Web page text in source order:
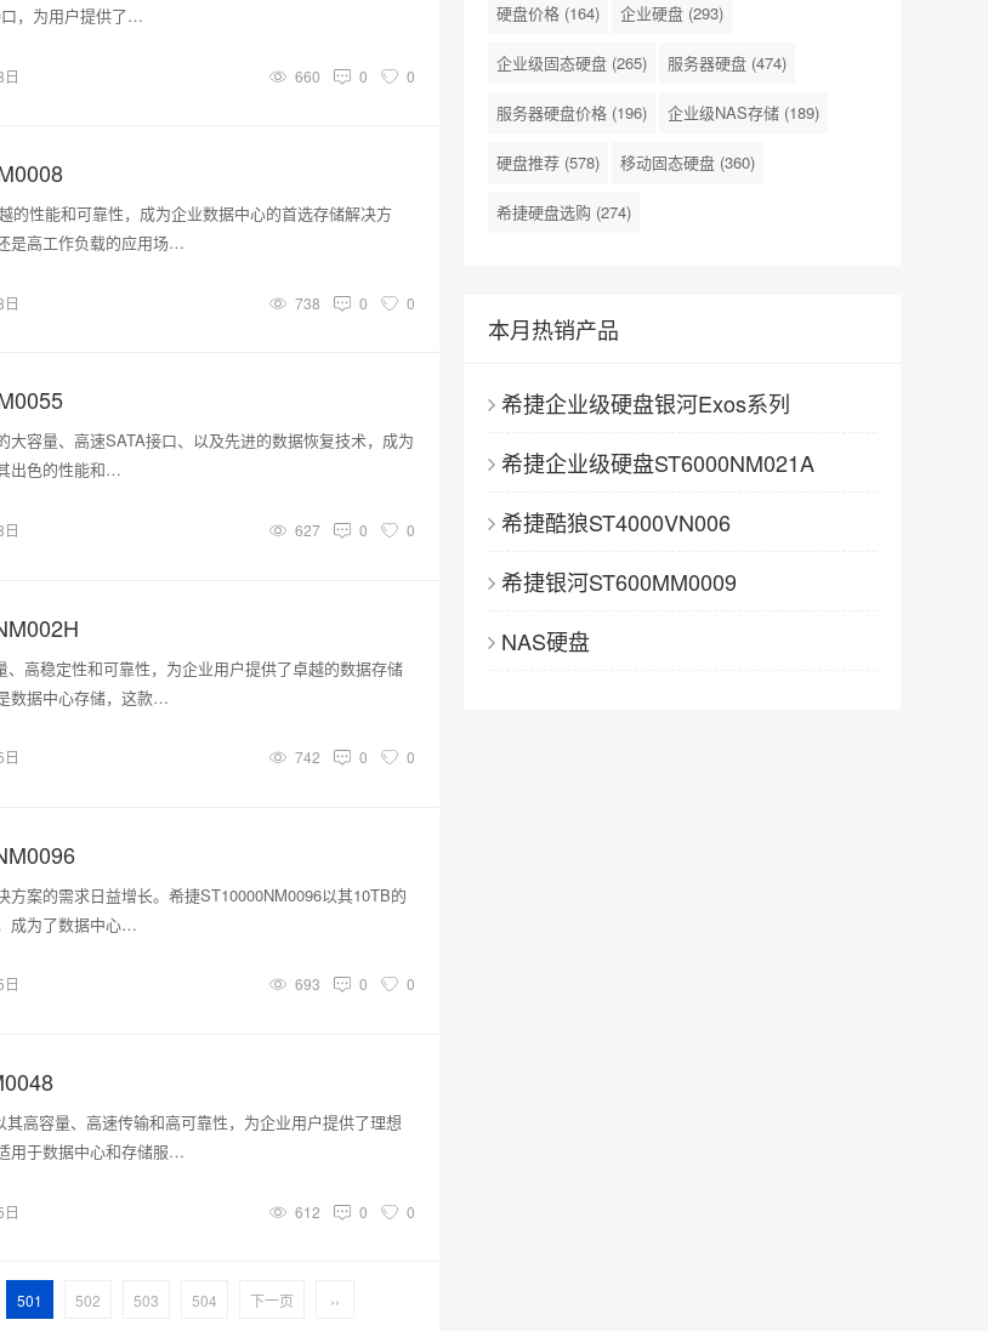
，为用户提供了…
660 0 0
的性能和可靠性，成为企业数据中心的首选存储解决方
是高工作负载的应用场…
738 0 0
大容量、高速SATA接口、以及先进的数据恢复技术，成为
出色的性能和…
627 0 0
、高稳定性和可靠性，为企业用户提供了卓越的数据存储
数据中心存储，这款…
742 0 0
方案的需求日益增长。希捷ST10000NM0096以其10TB的
成为了数据中心…
693 0 0
高容量、高速传输和高可靠性，为企业用户提供了理想
用于数据中心和存储服…
612 0 0
501 502 503 504 下一页 ››
硬盘价格 (164) 企业硬盘 (293)
企业级固态硬盘 (265) 服务器硬盘 (474)
服务器硬盘价格 (196) 企业级NAS存储 (189)
硬盘推荐 (578) 移动固态硬盘 (360)
希捷硬盘选购 (274)
本月热销产品
希捷企业级硬盘银河Exos系列
希捷企业级硬盘ST6000NM021A
希捷酷狼ST4000VN006
希捷银河ST600MM0009
NAS硬盘